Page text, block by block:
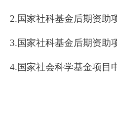
2.国家社科基金后期资助
3.国家社科基金后期资助
4.国家社会科学基金项目